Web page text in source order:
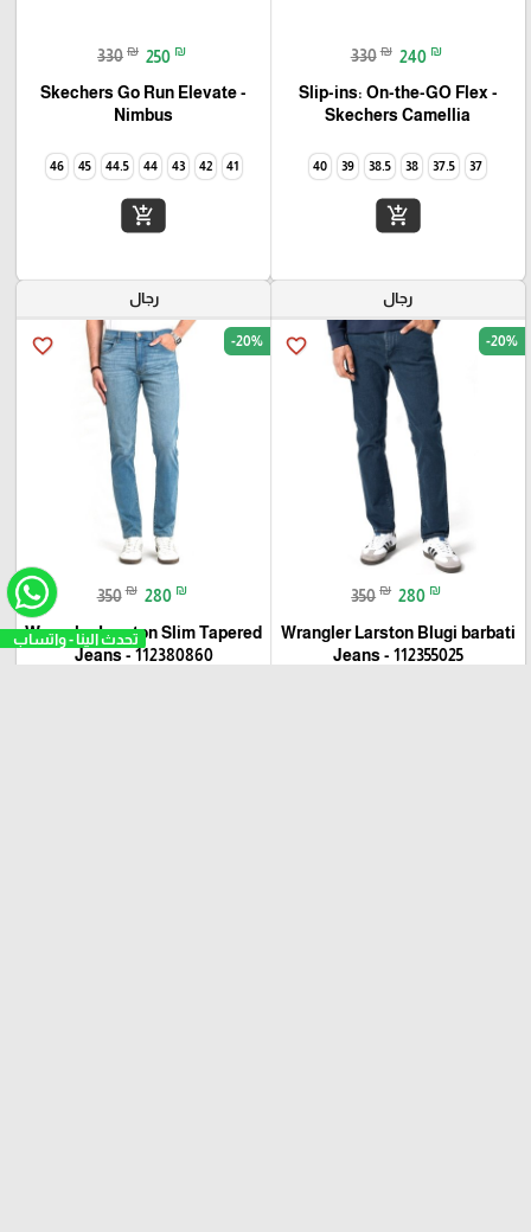
تحدث الينا - واتساب
330 ₪ 240 ₪
Slip-ins: On-the-GO Flex -
Camellia‏ Skechers
37
37.5
38
38.5
39
40
add_shopping_cart
330 ₪ 250 ₪
Skechers Go Run Elevate -
Nimbus
41
42
43
44
44.5
45
46
add_shopping_cart
رجال
favorite_border -20%
350 ₪ 280 ₪
Wrangler Larston Blugi barbati
Jeans - 112355025
رجال
favorite_border -20%
350 ₪ 280 ₪
Wrangler Larston Slim Tapered
Jeans - 112380860